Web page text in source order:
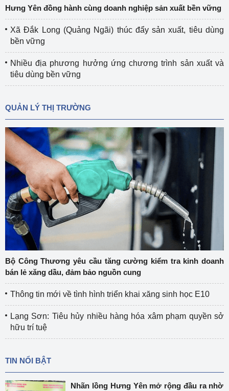
Hưng Yên đồng hành cùng doanh nghiệp sản xuất bền vững
Xã Đắk Long (Quảng Ngãi) thúc đẩy sản xuất, tiêu dùng
bền vững
Nhiều địa phương hưởng ứng chương trình sản xuất và
tiêu dùng bền vững
QUẢN LÝ THỊ TRƯỜNG
Bộ Công Thương yêu cầu tăng cường kiểm tra kinh doanh
bán lẻ xăng dầu, đảm bảo nguồn cung
Thông tin mới về tình hình triển khai xăng sinh học E10
Lạng Sơn: Tiêu hủy nhiều hàng hóa xâm phạm quyền sở
hữu trí tuệ
TIN NỔI BẬT
Nhãn lồng Hưng Yên mở rộng đầu ra nhờ